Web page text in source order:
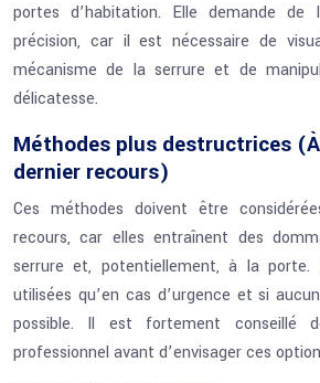
portes d’habitation. Elle demande
précision, car il est nécessaire de
mécanisme de la serrure et de
délicatesse.
Méthodes plus destructrices
dernier recours)
Ces méthodes doivent être
recours, car elles entraînent des
serrure et, potentiellement, à la porte.
utilisées qu’en cas d’urgence et si
possible. Il est fortement conseillé
professionnel avant d’envisager ces